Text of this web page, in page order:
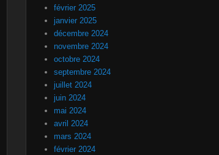
février 2025
janvier 2025
décembre 2024
novembre 2024
octobre 2024
septembre 2024
juillet 2024
juin 2024
mai 2024
avril 2024
mars 2024
février 2024